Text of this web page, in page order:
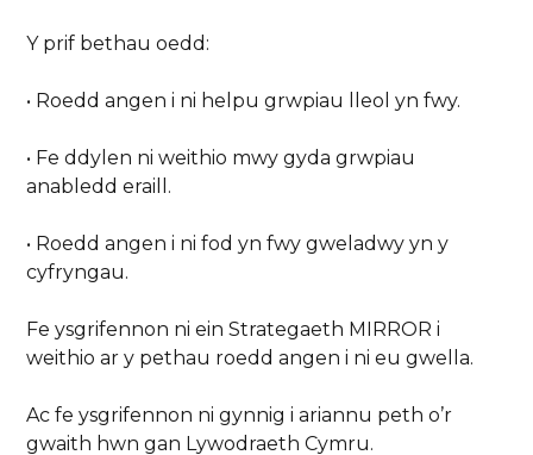
Y prif bethau oedd:
• Roedd angen i ni helpu grwpiau lleol yn fwy.
• Fe ddylen ni weithio mwy gyda grwpiau
anabledd eraill.
• Roedd angen i ni fod yn fwy gweladwy yn y
cyfryngau.
Fe ysgrifennon ni ein Strategaeth MIRROR i
weithio ar y pethau roedd angen i ni eu gwella.
Ac fe ysgrifennon ni gynnig i ariannu peth o’r
gwaith hwn gan Lywodraeth Cymru.